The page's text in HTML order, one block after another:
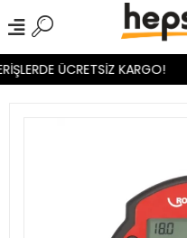
ÜCRETSİZ KARGO!